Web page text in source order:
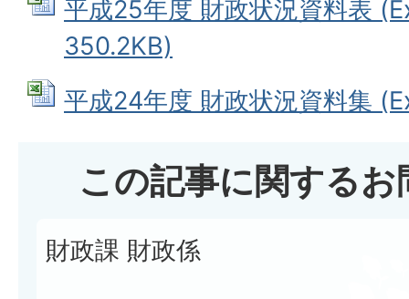
平成25年度 財政状況資料表
350.2KB)
平成24年度 財政状況資料集
この記事に関する
財政課 財政係